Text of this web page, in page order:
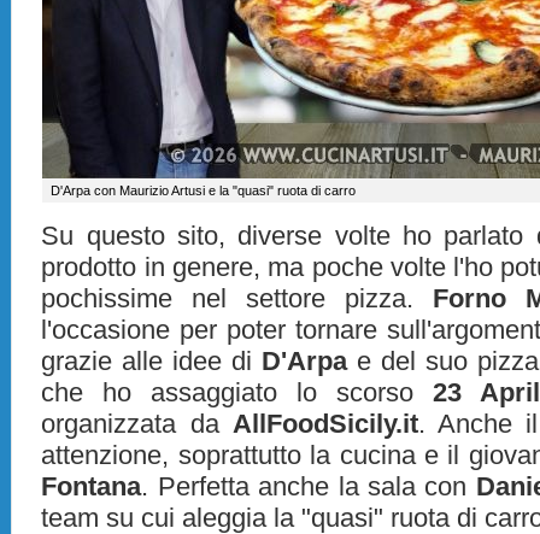
D'Arpa con Maurizio Artusi e la "quasi" ruota di carro
Su questo sito, diverse volte ho
prodotto in genere, ma poche volte l'ho
pochissime nel settore pizza. Forno
l'occasione per poter tornare
grazie alle idee di D'Arpae del suo
che ho assaggiato lo scorso 23
organizzata da AllFoodSicily.it. Anche
attenzione, soprattutto la cucina e il
Fontana. Perfetta anche la sala con
team su cui aleggia la "quasi" ruota di